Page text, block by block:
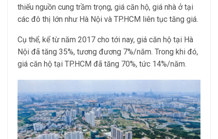
thiếu nguồn cung trầm trọng, giá căn hộ, giá nhà ở tại
các đô thị lớn như Hà Nội và TP.HCM liên tục tăng giá.
Cụ thể, kể từ năm 2017 cho tới nay, giá căn hộ tại Hà
Nội đã tăng 35%, tương đương 7%/năm. Trong khi đó,
giá căn hộ tại TP.HCM đã tăng 70%, tức 14%/năm.